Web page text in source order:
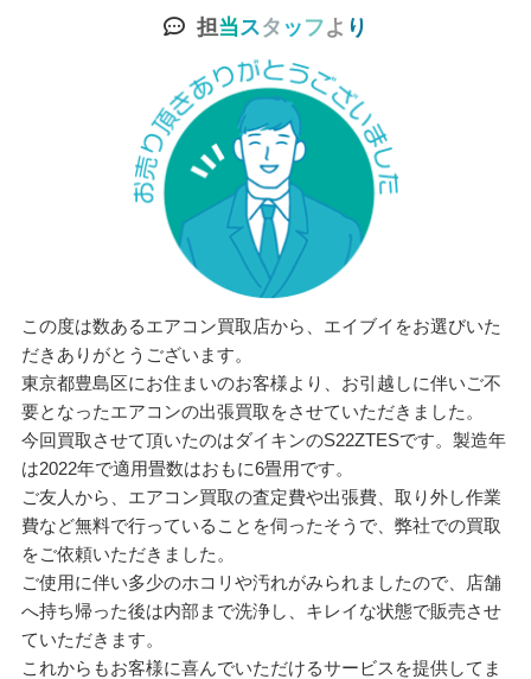
担当スタ ッ フよ り
この度は数あるエアコン買取店から、エイブイをお選びいた
だきありがとうございます。
東京都豊島区にお住まいのお客様より、お引越しに伴いご不
要となったエアコンの出張買取をさせていただきました。
今回買取させて頂いたのはダイキンのS22ZTESです。製造年
は2022年で適用畳数はおもに6畳用です。
ご友人から、エアコン買取の査定費や出張費、取り外し作業
費など無料で行っていることを伺ったそうで、弊社での買取
をご依頼いただきました。
ご使用に伴い多少のホコリや汚れがみられましたので、店舗
へ持ち帰った後は内部まで洗浄し、キレイな状態で販売させ
ていただきます。
これからもお客様に喜んでいただけるサービスを提供してま